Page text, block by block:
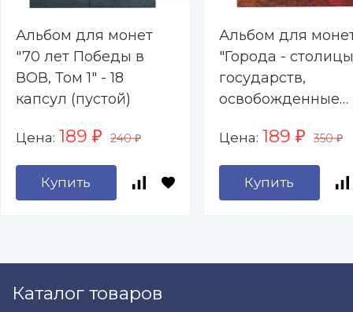
Альбом для монет
"70 лет Победы в
ВОВ, Том 1" - 18
капсул (пустой)
Цена: 189 ₽ 240₽
Купить
Альбом для
"Города - столицы
государств,
освобожденные
войсками, Том 3"
капсул (пустой)
Цена: 189 ₽ 350₽
Купить
Каталог товаров